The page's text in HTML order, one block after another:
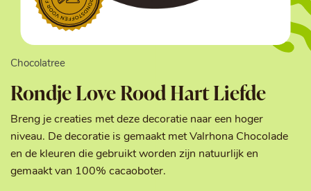
Chocolatree
Rondje Love Rood Hart Liefde
Breng je creaties met deze decoratie naar een hoger
niveau. De decoratie is gemaakt met Valrhona Chocolade
en de kleuren die gebruikt worden zijn natuurlijk en
gemaakt van 100% cacaoboter.